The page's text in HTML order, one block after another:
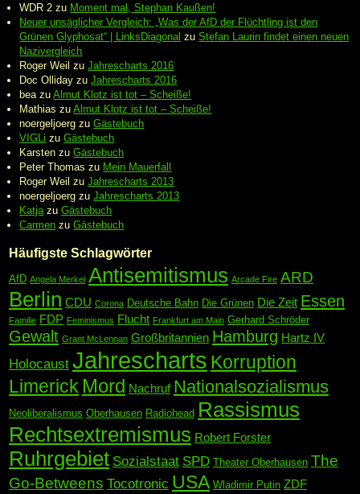
WDR 2 zu Moment mal, Stephan Kaußen!
Neuer unsäglicher Vergleich: „Was der AfD der Flüchtling ist den
Grünen Glyphosat“ | LinksDiagonal zuStefan Laurin findet einen neuen
Nazivergleich
Roger Weil zuJahrescharts 2016
Doc Olliday zuJahrescharts 2016
bea zuAlmut Klotz ist tot – Scheiße!
Mathias zuAlmut Klotz ist tot – Scheiße!
noergeljoerg zuGästebuch
VIGLi zuGästebuch
Karsten zuGästebuch
Peter Thomas zu Mein Mauerfall
Roger Weil zuJahrescharts 2013
noergeljoerg zuJahrescharts 2013
Katja zuGästebuch
Carmen zuGästebuch
Häufigste Schlagwörter
AfD Angela Merkel Antisemitismus Arcade Fire ARD
Berlin CDU Corona Deutsche Bahn Die Grünen Die Zeit Essen
Familie FDP Feminismus Flucht Frankfurt am Main Gerhard Schröder
Gewalt Grant McLennan Großbritannien Hamburg Hartz IV
Holocaust Jahrescharts Korruption
Limerick Mord Nachruf Nationalsozialismus
Neoliberalismus Oberhausen Radiohead Rassismus
Rechtsextremismus Robert Forster
Ruhrgebiet Sozialstaat SPD Theater Oberhausen The
Go-Betweens Tocotronic USA Wladimir Putin ZDF